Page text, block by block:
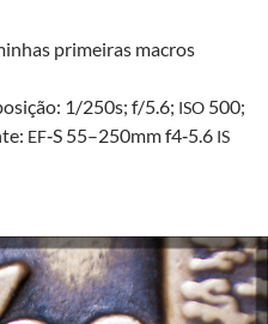
primeiras macros
1/250s; f/5.6; ISO500;
EF‑S 55–250mm f4‑5.6 IS